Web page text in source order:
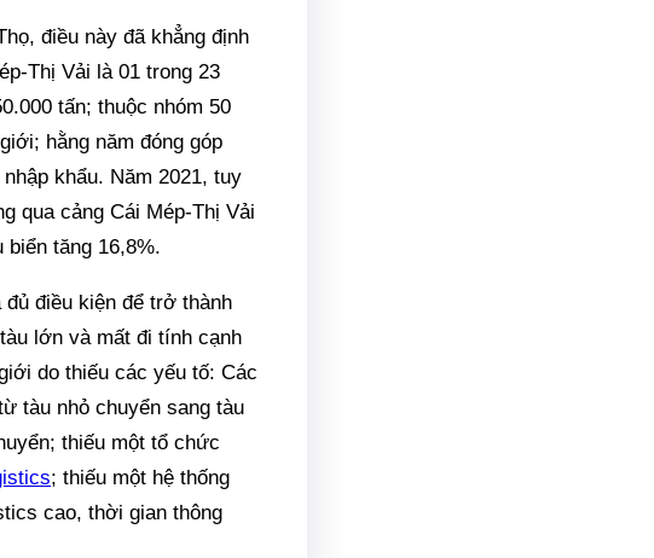
điều này đã khẳng định
Thị Vải là 01 trong 23
tấn; thuộc nhóm 50
hằng năm đóng góp
khẩu. Năm 2021, tuy
qua cảng Cái Mép-Thị Vải
biển tăng 16,8%.
điều kiện để trở thành
lớn và mất đi tính cạnh
do thiếu các yếu tố: Các
tàu nhỏ chuyển sang tàu
thiếu một tổ chức
; thiếu một hệ thống
cao, thời gian thông